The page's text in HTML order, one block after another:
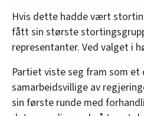
Hvis dette hadde vært
fått sin største
representanter. Ved valget i
Partiet viste seg fram som et
samarbeidsvillige av
sin første runde med